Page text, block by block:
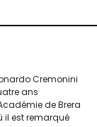
Cremonini
ans
de Brera
il est remarqué